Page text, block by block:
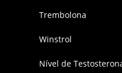
Trembolona
Winstrol
Nível de